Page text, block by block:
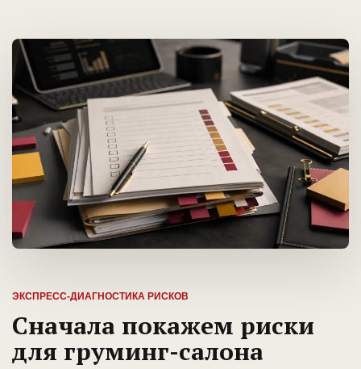
ЭКСПРЕСС-ДИАГНОСТИКА РИСКОВ
Сначала покажем риски
для груминг-салона